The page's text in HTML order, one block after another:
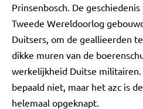
Prinsenbosch. De
Tweede Wereldoorlog
Duitsers, om de geallieerden
dikke muren van de
werkelijkheid Duitse
bepaald niet, maar het azc is
helemaal opgeknapt.